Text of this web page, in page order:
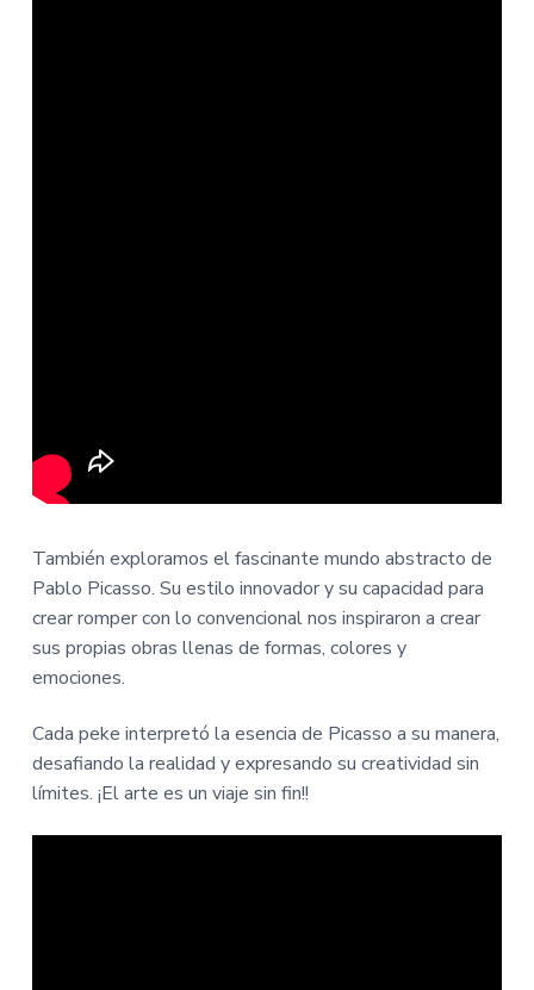
También exploramos el fascinante mundo abstracto de
Pablo Picasso. Su estilo innovador y su capacidad para
crear romper con lo convencional nos inspiraron a crear
sus propias obras llenas de formas, colores y
emociones.
Cada peke interpretó la esencia de Picasso a su manera,
desafiando la realidad y expresando su creatividad sin
límites. ¡El arte es un viaje sin fin!!